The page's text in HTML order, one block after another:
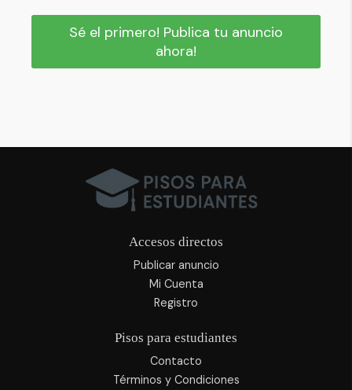
Sé el primero! Publica tu anuncio
ahora!
Accesos directos
Publicar anuncio
Mi Cuenta
Registro
Pisos para estudiantes
Contacto
Términos y Condiciones